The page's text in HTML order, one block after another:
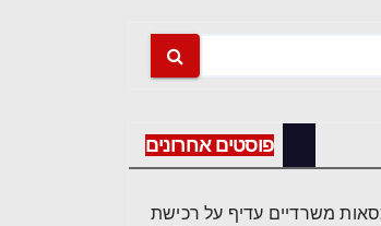
פוסטים אחרונים
משרדיים עדיף על רכישת